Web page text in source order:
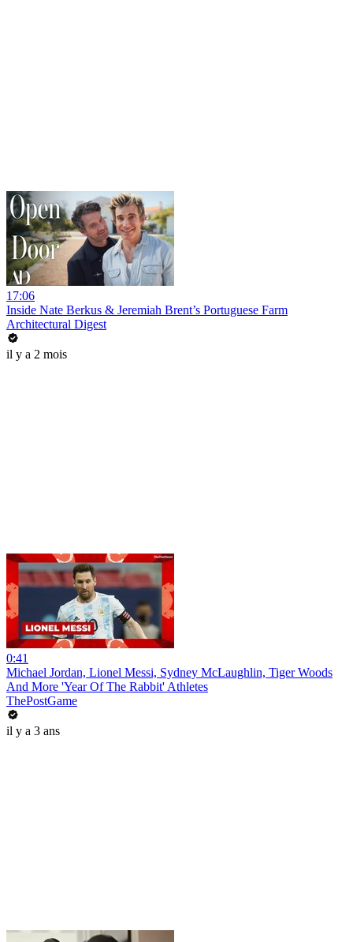
17:06
Inside Nate Berkus & Jeremiah Brent’s Portuguese Farm
Architectural Digest
il y a 2 mois
0:41
Michael Jordan, Lionel Messi, Sydney McLaughlin, Tiger Woods
And More 'Year Of The Rabbit' Athletes
ThePostGame
il y a 3 ans